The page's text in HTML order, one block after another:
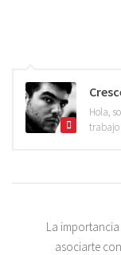
Hola,
trabajo
La
asociarte